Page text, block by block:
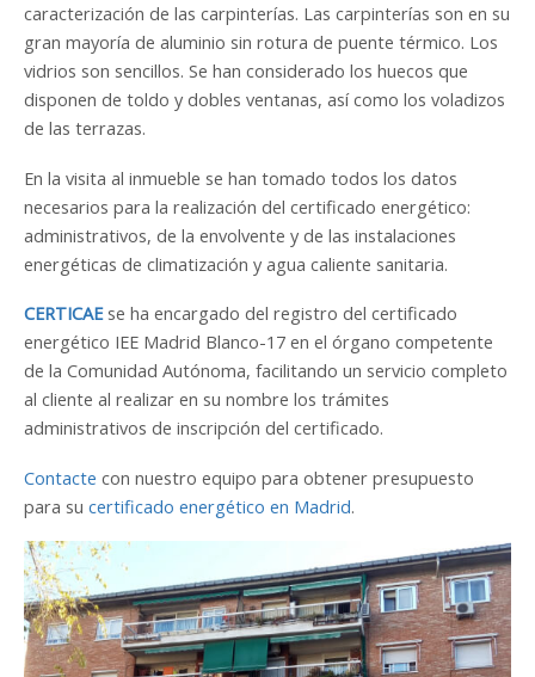
caracterización de las carpinterías. Las carpinterías son en su
gran mayoría de aluminio sin rotura de puente térmico. Los
vidrios son sencillos. Se han considerado los huecos que
disponen de toldo y dobles ventanas, así como los voladizos
de las terrazas.
En la visita al inmueble se han tomado todos los datos
necesarios para la realización del certificado energético:
administrativos, de la envolvente y de las instalaciones
energéticas de climatización y agua caliente sanitaria.
CERTICAEse ha encargado del registro del certificado
energético IEE Madrid Blanco-17 en el órgano competente
de la Comunidad Autónoma, facilitando un servicio completo
al cliente al realizar en su nombre los trámites
administrativos de inscripción del certificado.
Contacte con nuestro equipo para obtener presupuesto
para su certificado energético en Madrid.